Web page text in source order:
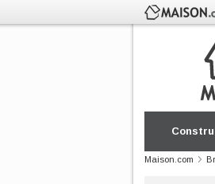
Maison.com